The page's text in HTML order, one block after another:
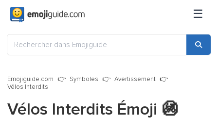
☰
Emojiguide.com Symboles
Avertissement
Vélos Interdits
Vélos Interdits Émoji 🚳